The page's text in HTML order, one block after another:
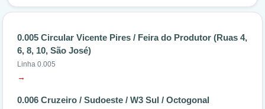
0.005 Circular Vicente Pires / Feira do Produtor (Ruas 4,
6, 8, 10, São José)
Linha 0.005
→
0.006 Cruzeiro / Sudoeste / W3 Sul / Octogonal